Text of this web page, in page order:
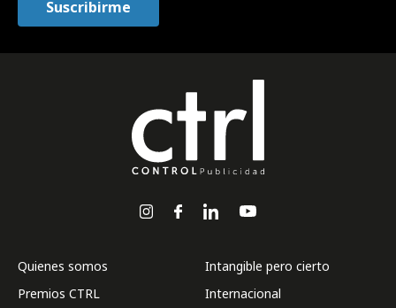
Quienes somos
Premios CTRL
Intangible pero cierto
Internacional